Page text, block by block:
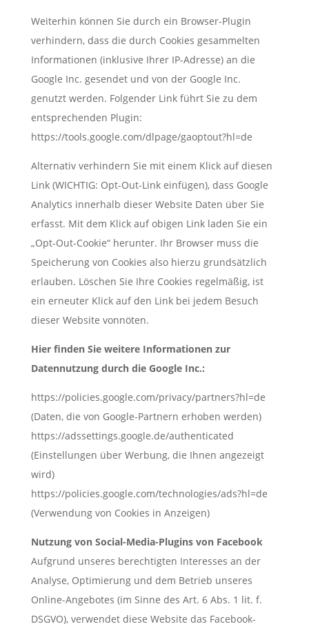
Weiterhin können Sie durch ein Browser-Plugin
verhindern, dass die durch Cookies gesammelten
Informationen (inklusive Ihrer IP-Adresse) an die
Google Inc. gesendet und von der Google Inc.
genutzt werden. Folgender Link führt Sie zu dem
entsprechenden Plugin:
https://tools.google.com/dlpage/gaoptout?hl=de
Alternativ verhindern Sie mit einem Klick auf diesen
Link (WICHTIG: Opt-Out-Link einfügen), dass Google
Analytics innerhalb dieser Website Daten über Sie
erfasst. Mit dem Klick auf obigen Link laden Sie ein
„Opt-Out-Cookie“ herunter. Ihr Browser muss die
Speicherung von Cookies also hierzu grundsätzlich
erlauben. Löschen Sie Ihre Cookies regelmäßig, ist
ein erneuter Klick auf den Link bei jedem Besuch
dieser Website vonnöten.
Hier finden Sie weitere Informationen zur
Datennutzung durch die Google Inc.:
https://policies.google.com/privacy/partners?hl=de
(Daten, die von Google-Partnern erhoben werden)
https://adssettings.google.de/authenticated
(Einstellungen über Werbung, die Ihnen angezeigt
wird)
https://policies.google.com/technologies/ads?hl=de
(Verwendung von Cookies in Anzeigen)
Nutzung von Social-Media-Plugins von Facebook
Aufgrund unseres berechtigten Interesses an der
Analyse, Optimierung und dem Betrieb unseres
Online-Angebotes (im Sinne des Art. 6 Abs. 1 lit. f.
DSGVO), verwendet diese Website das Facebook-